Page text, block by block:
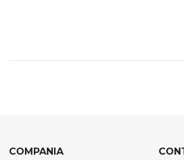
COMPANIA